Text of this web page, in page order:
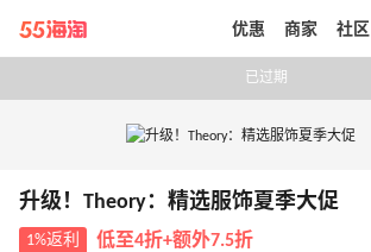
带你去官网买正品
优惠 商家 社区
已过期
升级！Theory：精选服饰夏季大促
1%返利 低至4折+额外7.5折